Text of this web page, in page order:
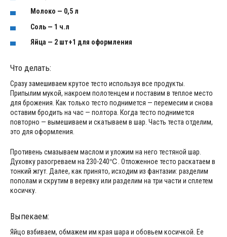
Молоко — 0,5 л
Соль — 1 ч.л
Яйца — 2 шт+1 для оформления
Что делать:
Сразу замешиваем крутое тесто используя все продукты.
Припылим мукой, накроем полотенцем и поставим в теплое место
для брожения. Как только тесто поднимется — перемесим и снова
оставим бродить на час — полтора. Когда тесто поднимется
повторно — вымешиваем и скатываем в шар. Часть теста отделим,
это для оформления.
Противень смазываем маслом и уложим на него тестяной шар.
Духовку разогреваем на 230-240℃. Отложенное тесто раскатаем в
тонкий жгут. Далее, как принято, исходим из фантазии: разделим
пополам и скрутим в веревку или разделим на три части и сплетем
косичку.
Выпекаем:
Яйцо взбиваем, обмажем им края шара и обовьем косичкой. Ее